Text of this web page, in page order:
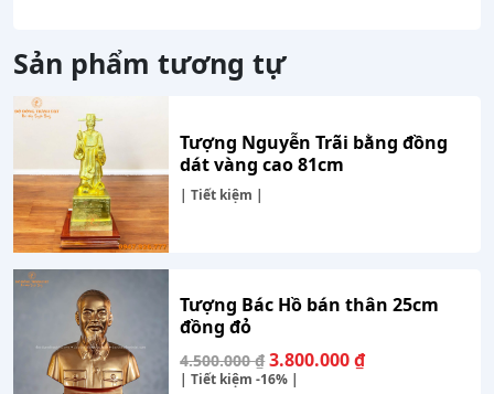
Sản phẩm tương tự
Tượng Nguyễn Trãi bằng đồng
dát vàng cao 81cm
| Tiết kiệm |
Tượng Bác Hồ bán thân 25cm
đồng đỏ
4.500.000₫Giá
gốc
3.800.000₫Giá
| Tiết kiệm-16% |